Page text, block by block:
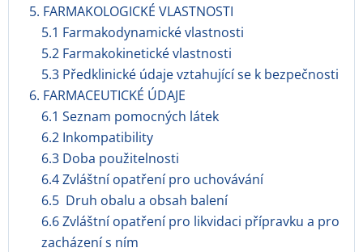
5. FARMAKOLOGICKÉ VLASTNOSTI
5.1 Farmakodynamické vlastnosti
5.2 Farmakokinetické vlastnosti
5.3 Předklinické údaje vztahující se k bezpečnosti
6. FARMACEUTICKÉ ÚDAJE
6.1 Seznam pomocných látek
6.2 Inkompatibility
6.3 Doba použitelnosti
6.4 Zvláštní opatření pro uchovávání
6.5 Druh obalu a obsah balení
6.6 Zvláštní opatření pro likvidaci přípravku a pro
zacházení s ním